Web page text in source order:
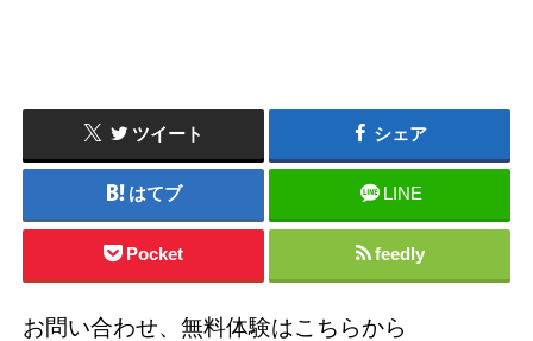
ツイート シェア
はてブ LINE
Pocket feedly
お問い合わせ、無料体験はこちらから